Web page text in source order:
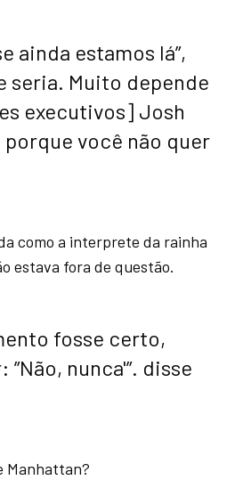
ainda estamos lá”,
seria. Muito depende
executivos] Josh
você não quer
como a interprete da rainha
estava fora de questão.
fosse certo,
nunca'”. disse
Manhattan?